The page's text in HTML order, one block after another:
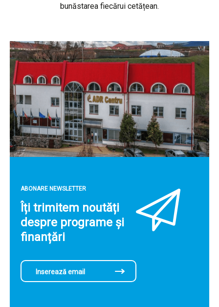
bunăstarea fiecărui cetățean.
ABONARE NEWSLETTER
Îți trimitem noutăți
despre programe și
finanțări